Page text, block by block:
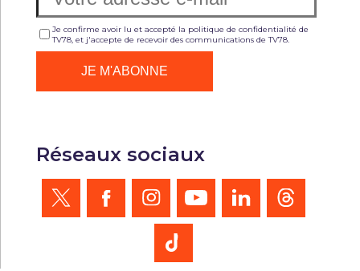
Je confirme avoir lu et accepté la politique de confidentialité de
TV78, et j'accepte de recevoir des communications de TV78.
Réseaux sociaux